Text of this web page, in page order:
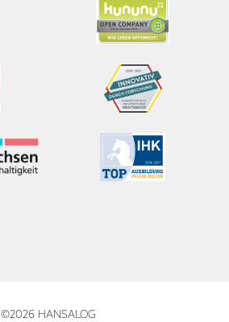
©2026 HANSALOG